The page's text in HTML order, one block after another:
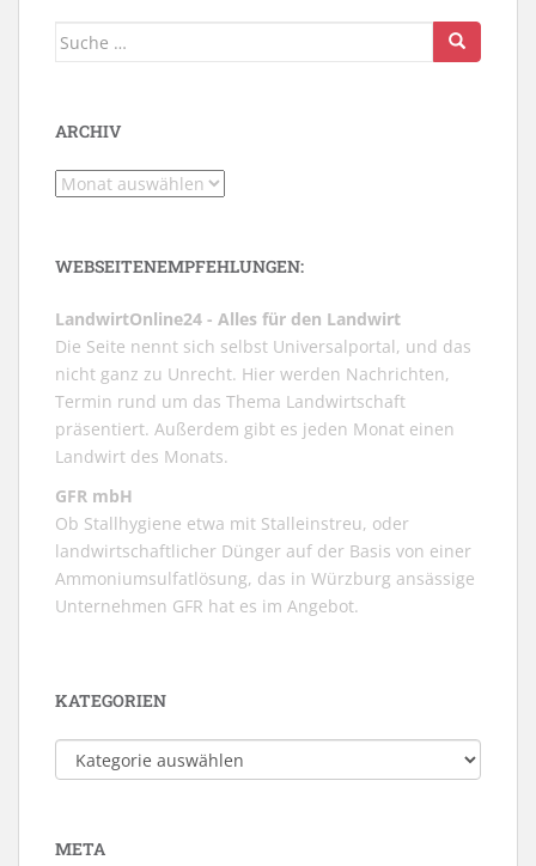
Suche
ARCHIV
Archiv
WEBSEITENEMPFEHLUNGEN:
LandwirtOnline24 - Alles für den Landwirt
Die Seite nennt sich selbst Universalportal, und das
nicht ganz zu Unrecht. Hier werden Nachrichten,
Termin rund um das Thema Landwirtschaft
präsentiert. Außerdem gibt es jeden Monat einen
Landwirt des Monats.
GFR mbH
Ob Stallhygiene etwa mit Stalleinstreu, oder
landwirtschaftlicher Dünger auf der Basis von einer
Ammoniumsulfatlösung, das in Würzburg ansässige
Unternehmen GFR hat es im Angebot.
KATEGORIEN
Kategorien
META